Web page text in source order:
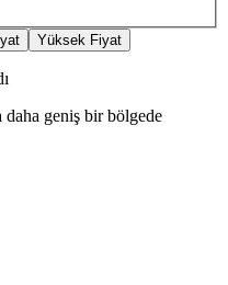
Yüksek Fiyat
geniş bir bölgede